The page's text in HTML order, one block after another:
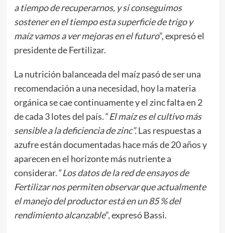
a tiempo de recuperarnos, y si conseguimos
sostener en el tiempo esta superficie de trigo y
maíz vamos a ver mejoras en el futuro”, expresó el
presidente de Fertilizar.
La nutrición balanceada del maíz pasó de ser una
recomendación a una necesidad, hoy la materia
orgánica se cae continuamente y el zinc falta en 2
de cada 3 lotes del país. “El maíz es el cultivo más
sensible a la deficiencia de zinc”.Las respuestas a
azufre están documentadas hace más de 20 años y
aparecen en el horizonte más nutriente a
considerar. “Los datos de la red de ensayos de
Fertilizar nos permiten observar que actualmente
el manejo del productor está en un 85 % del
rendimiento alcanzable”, expresó Bassi.